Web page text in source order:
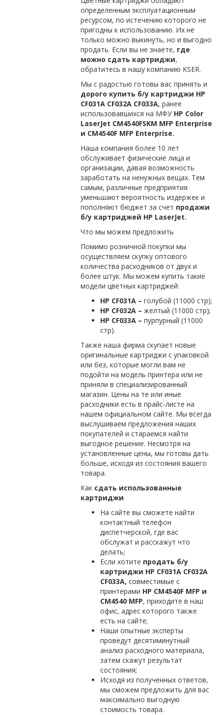
определенным эксплуатационным
ресурсом, по истечению которого не
пригодны к использованию. Их не
только можно выкинуть, но и выгодно
продать. Если вы не знаете, где
можно сдать картриджи,
обратитесь в нашу компанию KSER.
Мы с радостью готовы вас принять и
дорого купить б/у картриджи HP
CF031A CF032A CF033A, ранее
использовавшихся на МФУ HP Color
LaserJet CM4540FSKM MFP Enterprise
и CM4540F MFP Enterprise.
Наша компания более 10 лет
обслуживает физические лица и
организации, давая возможность
заработать на ненужных вещах. Тем
самым, различные предприятия
уменьшают вероятность издержек и
пополняют бюджет за счет продажи
б/у картриджей HP LaserJet.
Что мы можем предложить
Помимо розничной покупки мы
осуществляем скупку оптового
количества расходников от двух и
более штук. Мы можем купить такие
модели цветных картриджей:
HP CF031A –голубой (11000 стр);
HP CF032A –желтый (11000 стр);
HP CF033A –пурпурный (11000
стр).
Также наша фирма скупает новые
оригинальные картриджи с упаковкой
или без, которые могли вам не
подойти на модель принтера или не
приняли в специализированный
магазин. Цены на те или иные
расходники есть в прайс-листе на
нашем официальном сайте. Мы всегда
выслушиваем предложения наших
покупателей и стараемся найти
выгодное решение. Несмотря на
установленные цены, мы готовы дать
больше, исходя из состояния вашего
товара.
Как сдать использованные
картриджи
На сайте вы сможете найти
контактный телефон
диспетчерской, где вас
обслужат и расскажут что
делать;
Если хотите продать б/у
картриджи HP CF031A CF032A
CF033A,совместимые с
принтерами НР CM4540F MFP и
CM4540 MFP, приходите в наш
офис, адрес которого также
есть на сайте;
Наши опытные эксперты
проведут десятиминутный
анализ расходного материала,
затем скажут результат
состояния;
Исходя из полученных ответов,
мы сможем предложить для вас
максимально выгодную
стоимость товара.